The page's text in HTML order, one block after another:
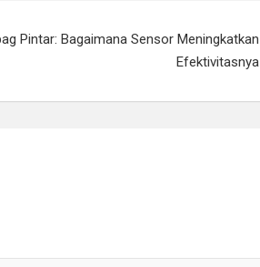
Pintar: Bagaimana Sensor Meningkatkan
Efektivitasnya